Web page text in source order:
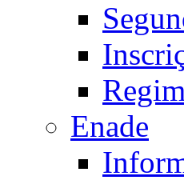
Enade